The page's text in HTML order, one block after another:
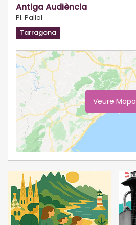
Antiga Audiència
Pl. Pallol
Tarragona
Veure Mapa